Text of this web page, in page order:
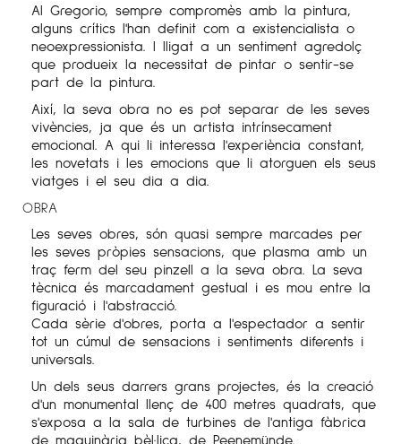
Al Gregorio, sempre compromès amb la pintura,
alguns crítics l'han definit com a existencialista o
neoexpressionista. I lligat a un sentiment agredolç
que produeix la necessitat de pintar o sentir-se
part de la pintura.
Així, la seva obra no es pot separar de les seves
vivències, ja que és un artista intrínsecament
emocional. A qui li interessa l'experiència constant,
les novetats i les emocions que li atorguen els seus
viatges i el seu dia a dia.
OBRA
Les seves obres, són quasi sempre marcades per
les seves pròpies sensacions, que plasma amb un
traç ferm del seu pinzell a la seva obra. La seva
tècnica és marcadament gestual i es mou entre la
figuració i l'abstracció.
Cada sèrie d'obres, porta a l'espectador a sentir
tot un cúmul de sensacions i sentiments diferents i
universals.
Un dels seus darrers grans projectes, és la creació
d'un monumental llenç de 400 metres quadrats, que
s'exposa a la sala de turbines de l'antiga fàbrica
de maquinària bèl·lica, de Peenemünde.